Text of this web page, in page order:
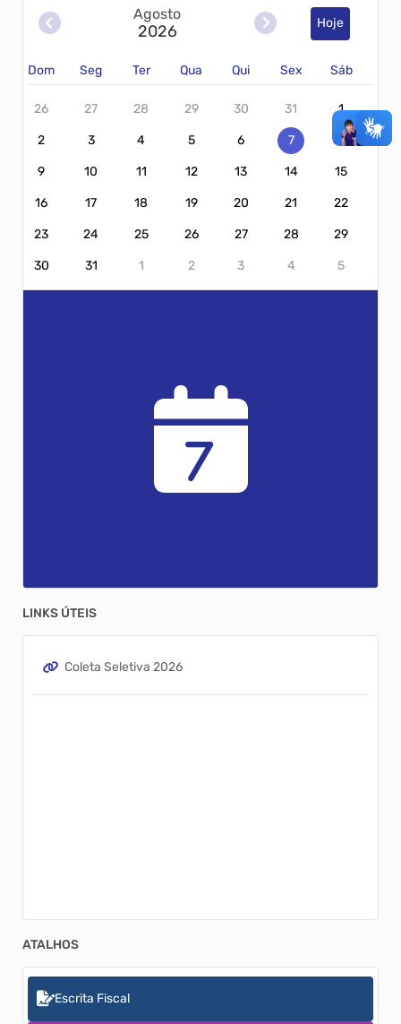
Agosto
2026 Hoje
Dom Seg Ter Qua Qui Sex Sáb
26 27 28 29 30 31 1
2 3 4 5 6 7 8
9 10 11 12 13 14 15
16 17 18 19 20 21 22
23 24 25 26 27 28 29
30 31 1 2 3 4 5
7
LINKS ÚTEIS
Coleta Seletiva 2026
ATALHOS
Escrita Fiscal